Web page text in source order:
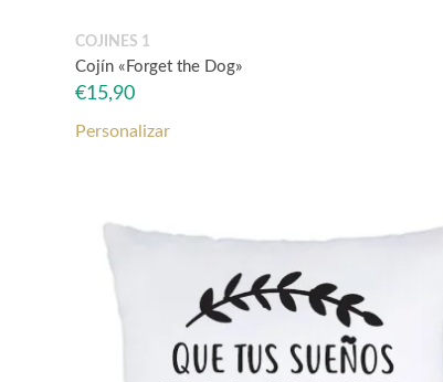
COJINES 1
Cojín «Forget the Dog»
€15,90
Personalizar